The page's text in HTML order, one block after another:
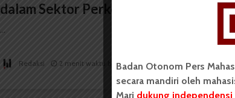
dalam Sektor Perkebunan
...
Redaksi 2 menit waktu bacaBadan Otonom Pers
secara mandiri oleh
Mari dukung independensi